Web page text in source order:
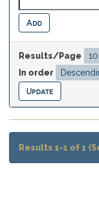
Results/Page
In order
Results 1-1 of 1